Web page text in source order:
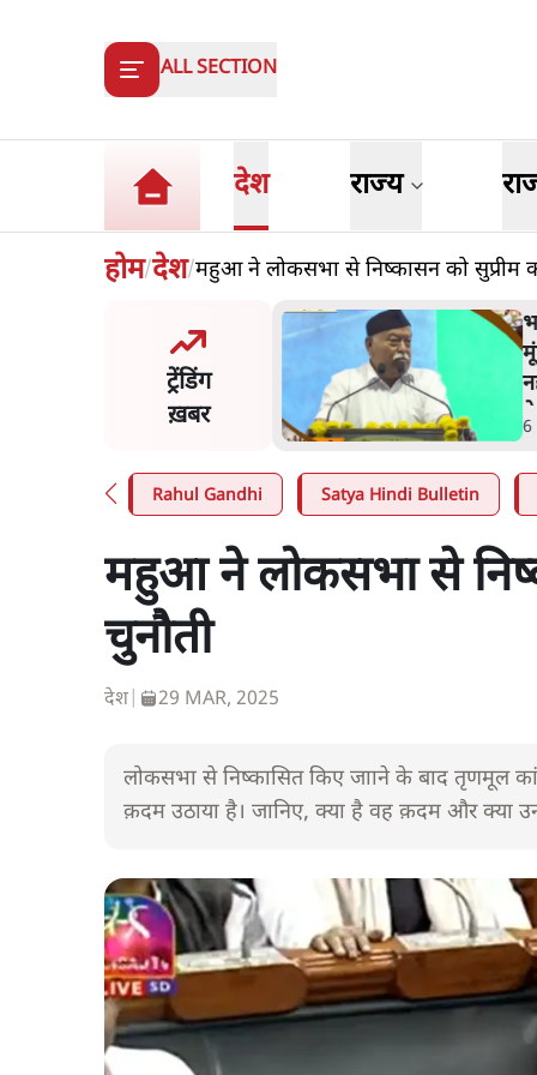
ALL SECTION
देश राज्य
होम/देश/महुआ ने लोकसभा से निष्कासन को सुप्रीम
ट्रेंडिंग
ख़बर
राष्ट्र के चरित्र की मरम्मत
Rahul Gandhi Satya Hindi Bulletin
महुआ ने लोकसभा से
चुनौती
देश 29 MAR, 2025
लोकसभा से निष्कासित किए जााने के बाद तृणमूल
क़दम उठाया है। जानिए, क्या है वह क़दम और क्या